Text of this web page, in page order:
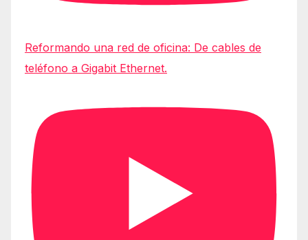
Reformando una red de oficina: De cables de
teléfono a Gigabit Ethernet.